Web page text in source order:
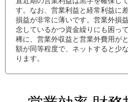
す。なお、営業利益と経常利益に
損益が非常に薄いです。営業外損
念しているかつ資金繰りにも困っ
稀に、営業外収益と営業外費用が
額が同等程度で、ネットすると少
ります。